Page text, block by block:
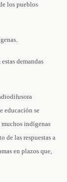
los pueblos
demandas
educación se
indígenas
de las respuestas a
en plazos que,